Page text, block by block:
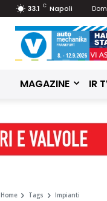
33.1 C Napoli
MAGAZINE IR
Home Tags Impianti